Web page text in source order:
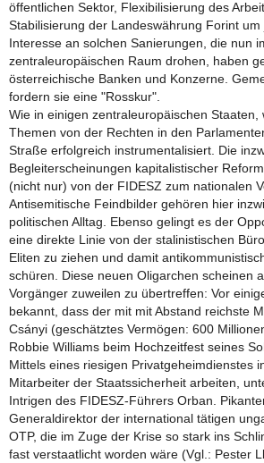
öffentlichen Sektor, Flexibilisierung des
Stabilisierung der Landeswährung Forint
Interesse an solchen Sanierungen, die nun
zentraleuropäischen Raum drohen, haben
österreichische Banken und Konzerne.
fordern sie eine "Rosskur".
Wie in einigen zentraleuropäischen Staaten,
Themen von der Rechten in den
Straße erfolgreich instrumentalisiert. Die
Begleiterscheinungen kapitalistischer
(nicht nur) von der FIDESZ zum nationalen
Antisemitische Feindbilder gehören hier
politischen Alltag. Ebenso gelingt es der
eine direkte Linie von der stalinistischen
Eliten zu ziehen und damit
schüren. Diese neuen Oligarchen scheinen
Vorgänger zuweilen zu übertreffen: Vor
bekannt, dass der mit mit Abstand reichste
Csányi (geschätztes Vermögen: 600
Robbie Williams beim Hochzeitfest seines
Mittels eines riesigen Privatgeheimdienstes
Mitarbeiter der Staatssicherheit arbeiten,
Intrigen des FIDESZ-Führers Orban.
Generaldirektor der international tätigen
OTP, die im Zuge der Krise so stark ins
fast verstaatlicht worden wäre (Vgl.: Pester